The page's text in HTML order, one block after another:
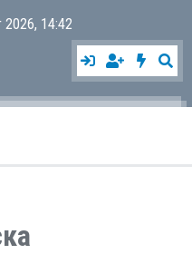
2026, 14:42